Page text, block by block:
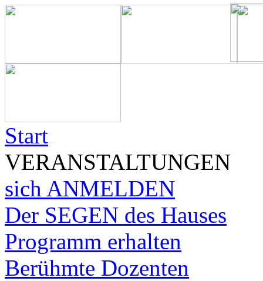
Start
VERANSTALTUNGEN
sich ANMELDEN
Der SEGEN des Hauses
Programm erhalten
Berühmte Dozenten